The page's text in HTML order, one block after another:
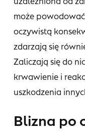
może
oczywistą
zdarzają się
Zaliczają się do
krwawienie i
uszkodzenia
Blizna po